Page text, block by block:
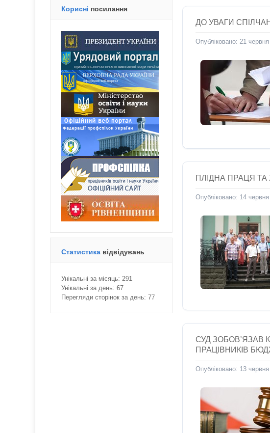
ДО УВАГИ СПІЛЧАН
Опубліковано: 21
ПЛІДНА ПРАЦЯ
Опубліковано: 14
СУД ЗОБОВ’ЯЗАВ
ПРАЦІВНИКІВ
Опубліковано: 13
Корисні посилання
Статистика відвідувань
Унікальні за місяць: 291
Унікальні за день: 67
Перегляди сторінок за день: 77